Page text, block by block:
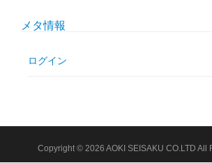
メタ情報
ログイン
Copyright © 2026 AOKI SEISAKU CO.LTD All